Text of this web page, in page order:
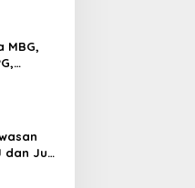
MBG,
dan Jual